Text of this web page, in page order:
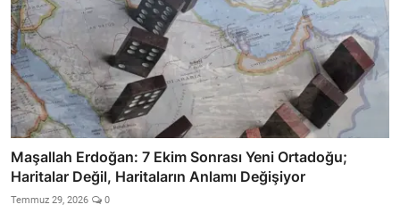
Maşallah Erdoğan: 7 Ekim Sonrası Yeni Ortadoğu;
Haritalar Değil, Haritaların Anlamı Değişiyor
Temmuz 29, 2026 0